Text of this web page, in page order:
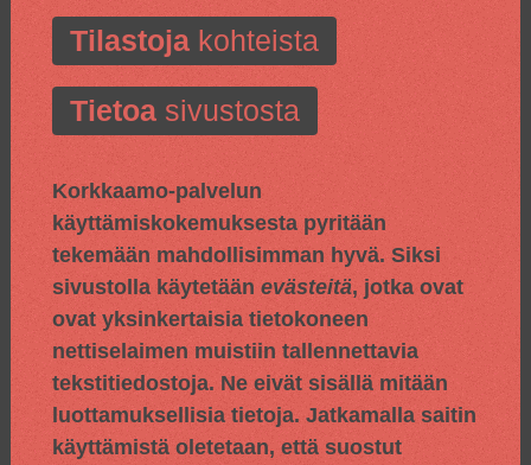
Tilastojakohteista
Tietoasivustosta
Korkkaamo-palvelun
käyttämiskokemuksesta pyritään
tekemään mahdollisimman hyvä. Siksi
sivustolla käytetään evästeitä, jotka ovat
ovat yksinkertaisia tietokoneen
nettiselaimen muistiin tallennettavia
tekstitiedostoja. Ne eivät sisällä mitään
luottamuksellisia tietoja. Jatkamalla saitin
käyttämistä oletetaan, että suostut